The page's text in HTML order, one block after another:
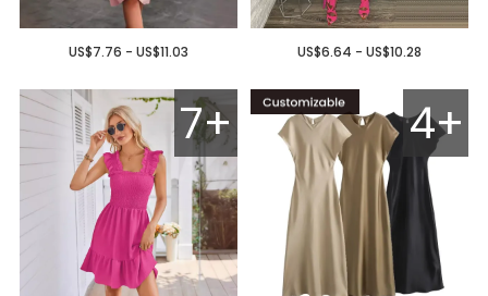
US$6.64 - US$10.28
US$7.76 - US$11.03
4+
7+